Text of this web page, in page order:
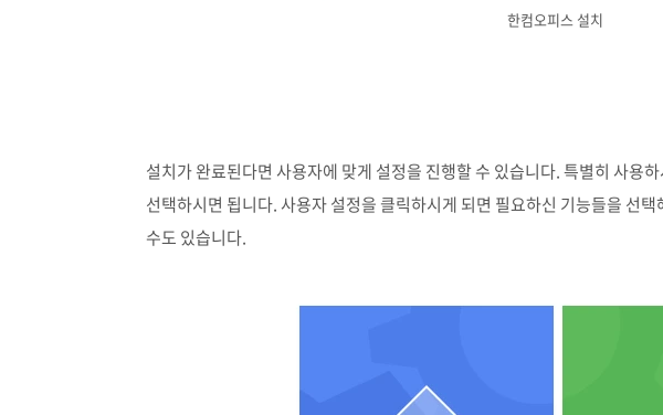
한컴오피스 설치
설치가 완료된다면 사용자에 맞게 설정을 진행할 수 있습니다. 특별히 사용
선택하시면 됩니다. 사용자 설정을 클릭하시게 되면 필요하신 기능들을 선
수도 있습니다.